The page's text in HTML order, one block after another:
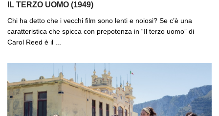
IL TERZO UOMO (1949)
Chi ha detto che i vecchi film sono lenti e noiosi? Se c’è una
caratteristica che spicca con prepotenza in “Il terzo uomo” di
Carol Reed è il ...